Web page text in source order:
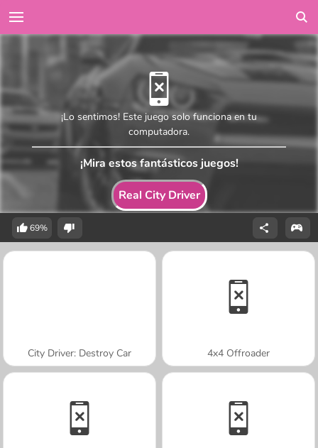
Real City Driver
¡Lo sentimos! Este juego solo funciona en tu
computadora.
¡Mira estos fantásticos juegos!
69%
City Driver: Destroy Car 4x4 Offroader